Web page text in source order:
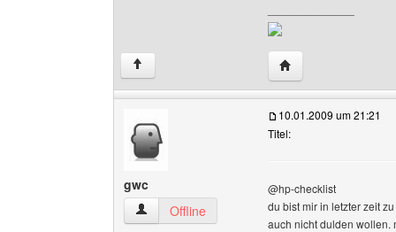
↑ Website dieses
gwc
gwc Benutzer-Profile anzeigen
Offline
10.01.2009 um 21:21
Titel:
@hp-checklist
du bist mir in letzter zeit
auch nicht dulden wollen.